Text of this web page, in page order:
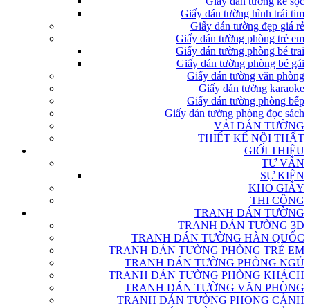
Giấy dán tường hình trái tim
Giấy dán tường đẹp giá rẻ
Giấy dán tường phòng trẻ em
Giấy dán tường phòng bé trai
Giấy dán tường phòng bé gái
Giấy dán tường văn phòng
Giấy dán tường karaoke
Giấy dán tường phòng bếp
Giấy dán tường phòng đọc sách
VẢI DÁN TƯỜNG
THIẾT KẾ NỘI THẤT
GIỚI THIỆU
TƯ VẤN
SỰ KIỆN
KHO GIẤY
THI CÔNG
TRANH DÁN TƯỜNG
TRANH DÁN TƯỜNG 3D
TRANH DÁN TƯỜNG HÀN QUỐC
TRANH DÁN TƯỜNG PHÒNG TRẺ EM
TRANH DÁN TƯỜNG PHÒNG NGỦ
TRANH DÁN TƯỜNG PHÒNG KHÁCH
TRANH DÁN TƯỜNG VĂN PHÒNG
TRANH DÁN TƯỜNG PHONG CẢNH